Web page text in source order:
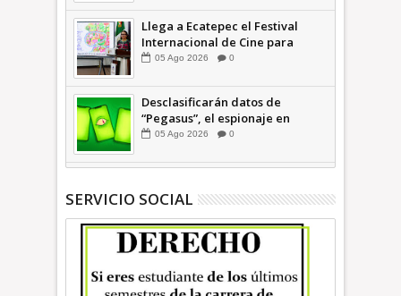
Llega a Ecatepec el Festival
Internacional de Cine para
Niños (… y no tan Niños) +Video
05 Ago 2026 0
Desclasificarán datos de
“Pegasus”, el espionaje en
México que afectó a cientos de
TIEMPO
05 Ago 2026 0
SERVICIO SOCIAL